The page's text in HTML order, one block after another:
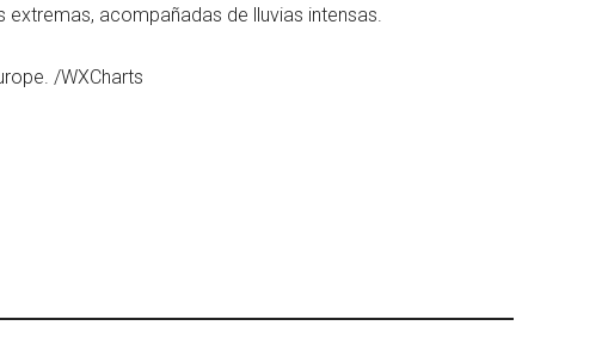
acompañadas de lluvias intensas.
/WXCharts